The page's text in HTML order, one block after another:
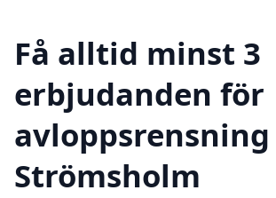
Få alltid minst 3
erbjudanden för
avloppsrensning
Strömsholm